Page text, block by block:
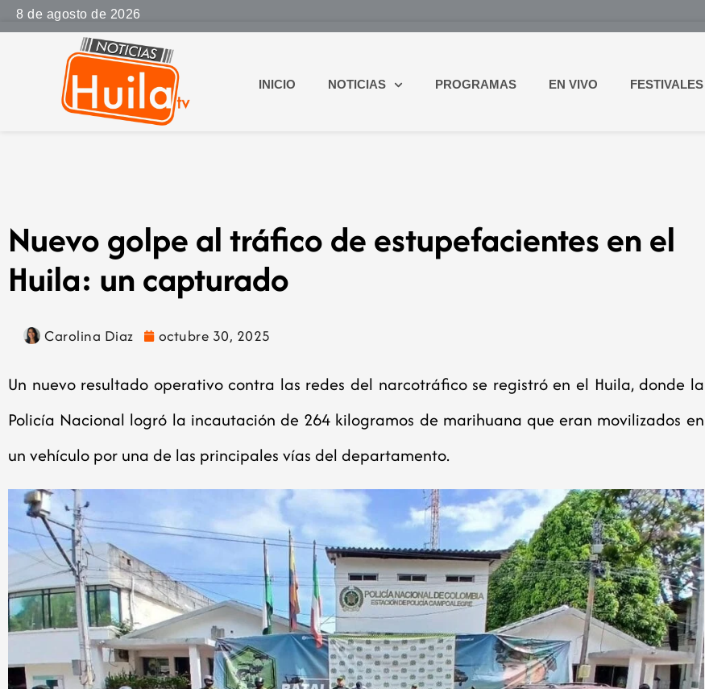
8 de agosto de 2026
INICIO NOTICIAS PROGRAMAS EN VIVO FESTIVALES
Nuevo golpe al tráfico de estupefacientes en el
Huila: un capturado
Carolina Diaz octubre 30, 2025
Un nuevo resultado operativo contra las redes del narcotráfico se registró en el Huila, donde la
Policía Nacional logró la incautación de 264 kilogramos de marihuana que eran movilizados en
un vehículo por una de las principales vías del departamento.